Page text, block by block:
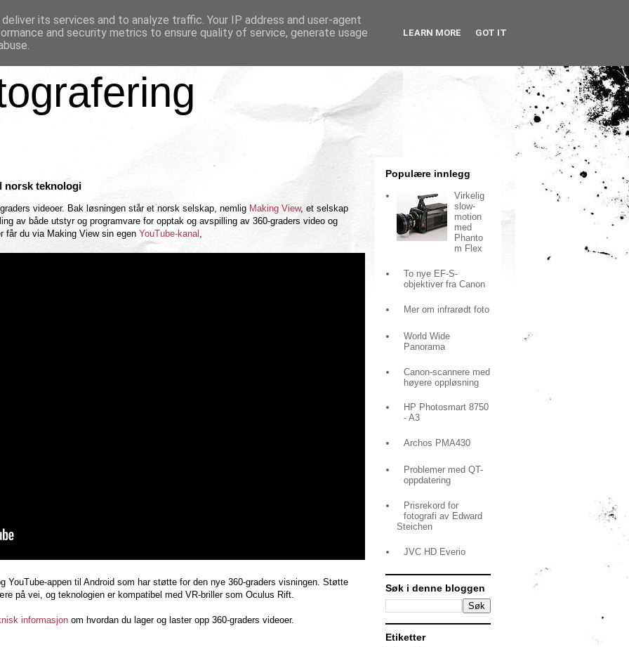
norsk teknologi
videoer. Bak løsningen står et norsk selskap, nemlig Making View, et selskap
av både utstyr og programvare for opptak og avspilling av 360-graders video og
får du via Making View sin egen YouTube-kanal ,
YouTube-appen til Android som har støtte for den nye 360-graders visningen. Støtte
på vei, og teknologien er kompatibel med VR-briller som Oculus Rift.
informasjon om hvordan du lager og laster opp 360-graders videoer.
Populære innlegg
Virkelig
slow-
motion
med
Phanto
m Flex
To nye EF-S-
objektiver fra Canon
Mer om infrarødt foto
World Wide
Panorama
Canon-scannere med
høyere oppløsning
HP Photosmart 8750
- A3
Archos PMA430
Problemer med QT-
oppdatering
Prisrekord for
fotografi av Edward
Steichen
JVC HD Everio
Søk i denne bloggen
Etiketter
its services and to analyze traffic. Your IP address and user-agent
and security metrics to ensure quality of service, generate usage
LEARN MORE GOT IT